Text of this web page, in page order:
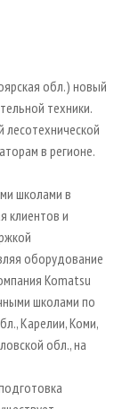
обл.) новый
техники.
лесотехнической
в регионе.
школами в
клиентов и
оборудование
Komatsu
школами по
Карелии, Коми,
обл., на